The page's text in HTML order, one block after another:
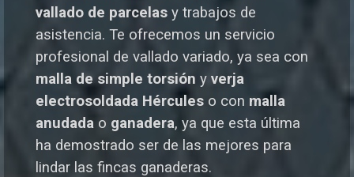
vallado de parcelas y trabajos de
asistencia. Te ofrecemos un servicio
profesional de vallado variado, ya sea con
malla de simple torsión y verja
electrosoldada Hércules o con malla
anudada o ganadera, ya que esta última
ha demostrado ser de las mejores para
lindar las fincas ganaderas.